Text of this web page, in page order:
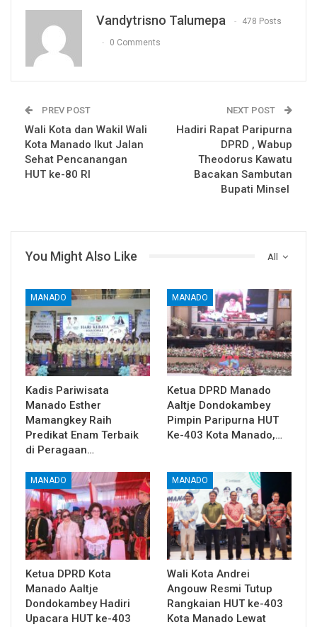
Vandytrisno Talumepa 478 Posts
0 Comments
PREV POST
Wali Kota dan Wakil Wali
Kota Manado Ikut Jalan
Sehat Pencanangan
HUT ke-80 RI
NEXT POST
Hadiri Rapat Paripurna
DPRD , Wabup
Theodorus Kawatu
Bacakan Sambutan
Bupati Minsel
All
You Might Also Like
MANADO
Kadis Pariwisata
Manado Esther
Mamangkey Raih
Predikat Enam Terbaik
di Peragaan…
MANADO
Ketua DPRD Manado
Aaltje Dondokambey
Pimpin Paripurna HUT
Ke-403 Kota Manado,…
MANADO
Ketua DPRD Kota
Manado Aaltje
Dondokambey Hadiri
Upacara HUT ke-403
MANADO
Wali Kota Andrei
Angouw Resmi Tutup
Rangkaian HUT ke-403
Kota Manado Lewat